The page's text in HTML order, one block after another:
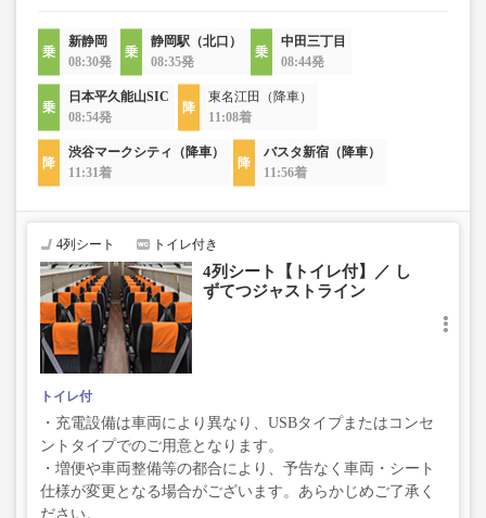
新静岡
08:30発
静岡駅（北口）
08:35発
中田三丁目
08:44発
日本平久能山SIC
08:54発
東名江田（降車）
11:08着
渋谷マークシティ（降車）
11:31着
バスタ新宿（降車）
11:56着
4列シート トイレ付き
4列シート【トイレ付】／ し
ずてつジャストライン
トイレ付
・充電設備は車両により異なり、USBタイプまたはコンセ
ントタイプでのご用意となります。
・増便や車両整備等の都合により、予告なく車両・シート
仕様が変更となる場合がございます。あらかじめご了承く
ださい。